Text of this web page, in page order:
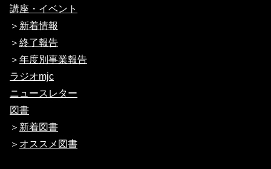
講座・イベント
＞ 新着情報
＞ 終了報告
＞ 年度別事業報告
ラジオmjc
ニュースレター
図書
＞ 新着図書
＞ オススメ図書